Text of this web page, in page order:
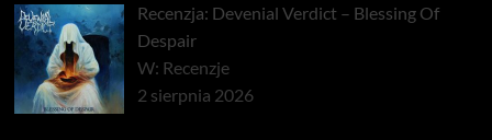
Recenzja: Devenial Verdict – Blessing Of
Despair
W: Recenzje
2 sierpnia 2026